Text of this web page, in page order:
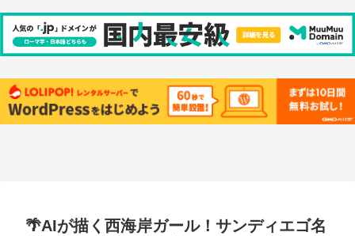
🌴AIが描く西海岸ガール！サンディエゴ名